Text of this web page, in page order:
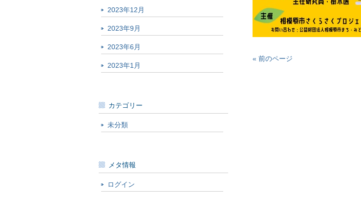
« 前のページ
2023年12月
2023年9月
2023年6月
2023年1月
カテゴリー
未分類
メタ情報
ログイン